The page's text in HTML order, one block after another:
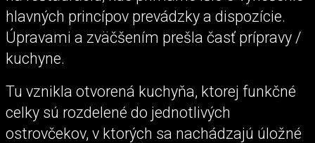
hlavných princípov prevádzky a dispozície.
Úpravami a zväčšením prešla časť prípravy /
kuchyne.
Tu vznikla otvorená kuchyňa, ktorej funkčné
celky sú rozdelené do jednotlivých
ostrovčekov, v ktorých sa nachádzajú úložné